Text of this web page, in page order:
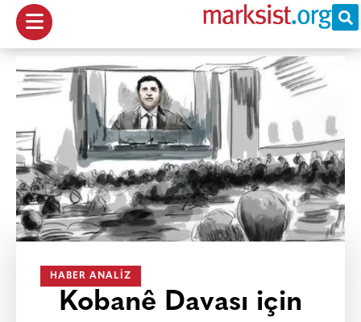
HABER ANALIZ
Kobanê Davası için